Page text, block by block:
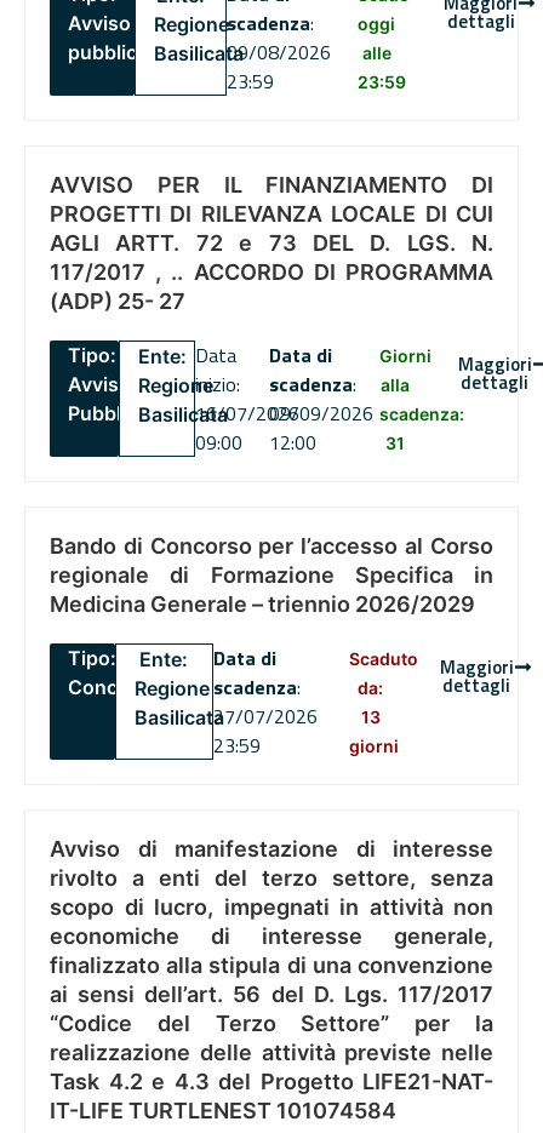
Avviso
pubblico
Regione
Basilicata
scadenza:
09/08/2026
23:59
oggi
alle
23:59
dettagli
AVVISO PER IL FINANZIAMENTO DI
PROGETTI DI RILEVANZA LOCALE DI CUI
AGLI ARTT. 72 e 73 DEL D. LGS. N.
117/2017 , .. ACCORDO DI PROGRAMMA
(ADP) 25- 27
Tipo:
Avviso
Pubblico
Ente:
Regione
Basilicata
Data
inizio:
16/07/2026
09:00
Data di
scadenza:
09/09/2026
12:00
Giorni
alla
scadenza:
31
Maggiori
dettagli
Bando di Concorso per l’accesso al Corso
regionale di Formazione Specifica in
Medicina Generale – triennio 2026/2029
Tipo:
Concorsi
Ente:
Regione
Basilicata
Data di
scadenza:
27/07/2026
23:59
Scaduto
da:
13
giorni
Maggiori
dettagli
Avviso di manifestazione di interesse
rivolto a enti del terzo settore, senza
scopo di lucro, impegnati in attività non
economiche di interesse generale,
finalizzato alla stipula di una convenzione
ai sensi dell’art. 56 del D. Lgs. 117/2017
“Codice del Terzo Settore” per la
realizzazione delle attività previste nelle
Task 4.2 e 4.3 del Progetto LIFE21-NAT-
IT-LIFE TURTLENEST 101074584